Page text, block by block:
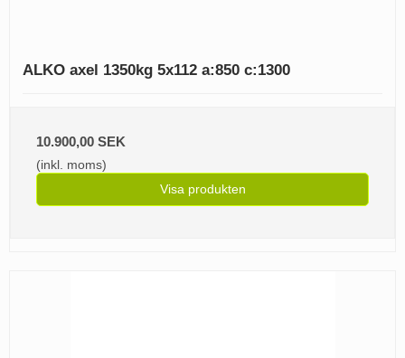
ALKO axel 1350kg 5x112 a:850 c:1300
10.900,00 SEK
(inkl. moms)
Visa produkten